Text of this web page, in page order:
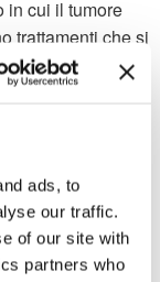
ads, to
our traffic.
of our site with
partners who
in cui il tumore
trattamenti che si
alla
la
tumore a livello
ma sono
studi clinici sui